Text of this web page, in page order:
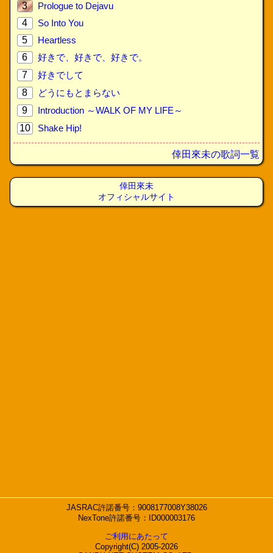
3
Prologue to Dejavu
4
So Into You
5
Heartless
6
好きで、好きで、好きで。
7
好きでして
8
どうにもとまらない
9
Introduction ～WALK OF MY LIFE～
10
Shake Hip!
倖田來未の歌詞一覧
倖田來未
オフィシャルサイト
JASRAC許諾番号：9008177008Y38026
NexTone許諾番号：ID000003176
ご利用にあたって
Copyright(C) 2005-2026